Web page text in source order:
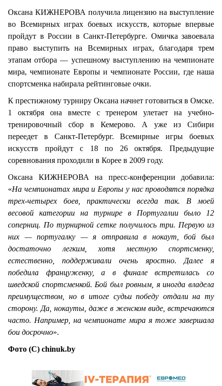
Оксана КИЖНЕРОВА получила лицензию на выступление
во Всемирных играх боевых искусств, которые впервые
пройдут в России в Санкт-Петербурге. Омичка завоевала
право выступить на Всемирных играх, благодаря трем
этапам отбора — успешному выступлению на чемпионате
мира, чемпионате Европы и чемпионате России, где наша
спортсменка набирала рейтинговые очки.
К престижному турниру Оксана начнет готовиться в Омске.
1 октября она вместе с тренером улетает на учебно-
тренировочный сбор в Кемерово. А уже из Сибири
переедет в Санкт-Петербург. Всемирные игры боевых
искусств пройдут с 18 по 26 октября. Предыдущие
соревнования проходили в Корее в 2009 году.
Оксана КИЖНЕРОВА на пресс-конференции добавила:
«На чемпионатах мира и Европы у нас проводятся порядка
трех-четырех боев, практически всегда так. В моей
весовой категории на турнире в Португалии было 12
соперниц. По турнирной сетке получилось три. Первую из
них — португалку — я отправила в нокаут, бой был
достаточно легким, хотя местную спортсменку,
естественно, поддерживали очень яростно. Далее я
победила француженку, а в финале встретилась со
шведской спортсменкой. Бой был ровным, я иногда владела
преимуществом, но в итоге судьи победу отдали на ту
сторону. Да, нокауты, даже в женском виде, встречаются
часто. Например, на чемпионате мира я тоже завершала
бои досрочно».
Фото (С) chinuk.by